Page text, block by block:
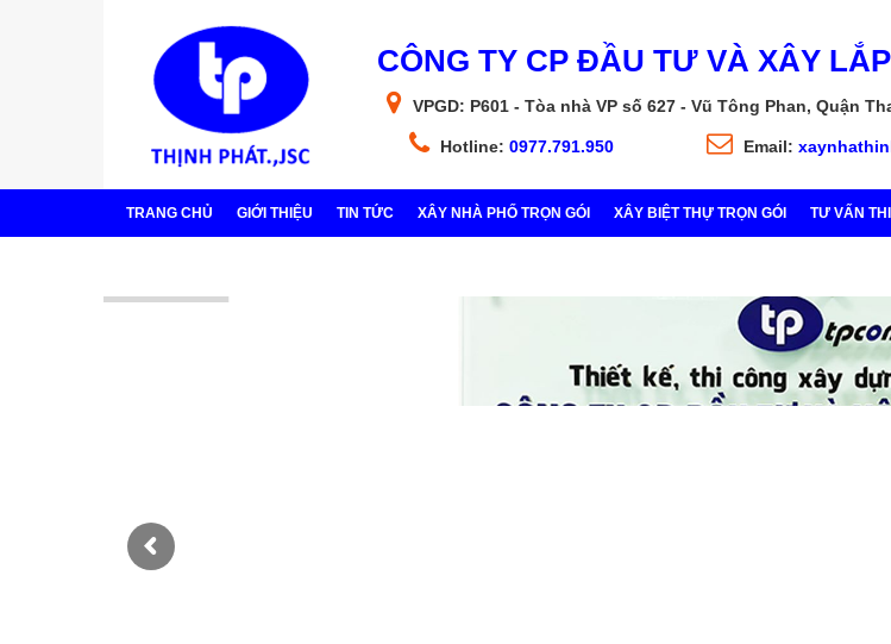
CÔNG TY CP ĐẦU TƯ VÀ XÂY
VPGD: P601 - Tòa nhà VP số 627 - Vũ Tông Phan, Quận
Hotline: 0977.791.950 Email:
TRANG CHỦ GIỚI THIỆU TIN TỨC XÂY NHÀ PHỐ TRỌN GÓI XÂY BIỆT THỰ TRỌN GÓI TƯ VẤN